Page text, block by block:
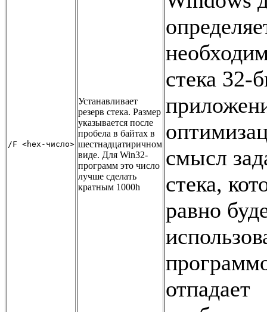
/F <hex-число>
Устанавливает
резерв стека. Размер
указывается после
пробела в байтах в
шестнадцатиричном
виде. Для Win32-
программ это число
лучше сделать
кратным 1000h
стека 32-
смысл
стека,
равно
отпадает